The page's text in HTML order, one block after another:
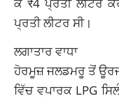
ਪ੍ਰਤੀ ਲੀਟਰ ਸੀ।
ਲਗਾਤਾਰ ਵਾਧਾ
ਹੋਰਮੂਜ਼ ਜਲਡਮਰੂ ਤੋਂ
ਵਿੱਚ ਵਪਾਰਕ LPG